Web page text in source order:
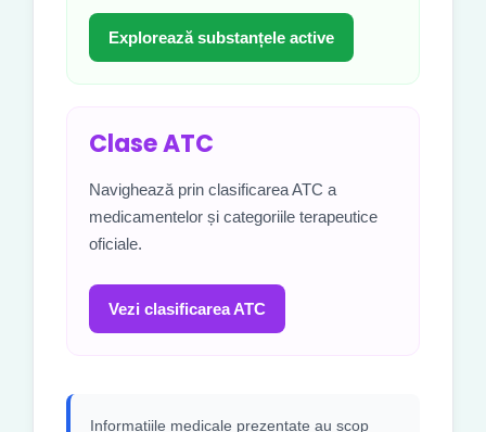
Explorează substanțele active
Clase ATC
Navighează prin clasificarea ATC a
medicamentelor și categoriile terapeutice
oficiale.
Vezi clasificarea ATC
Informațiile medicale prezentate au scop